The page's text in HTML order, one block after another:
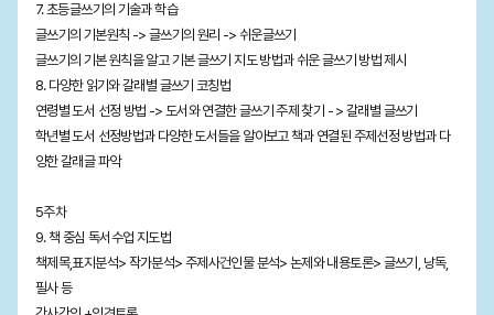
7. 초등글쓰기의 기술과 학습
글쓰기의 기본원칙 -> 글쓰기의 원리 -> 쉬운글쓰기
글쓰기의 기본 원칙을 알고 기본 글쓰기 지도 방법과 쉬운 글쓰기 방법 제시
8. 다양한 읽기와 갈래별 글쓰기 코칭법
연령별 도서 선정 방법 -> 도서와 연결한 글쓰기 주제 찾기 - > 갈래별 글쓰기
학년별 도서 선정방법과 다양한 도서들을 알아보고 책과 연결된 주제선정 방법과 다
양한 갈래글 파악
5주차
9. 책 중심 독서수업 지도법
책제목,표지분석> 작가분석> 주제사건인물 분석> 논제와 내용토론> 글쓰기, 낭독,
필사 등